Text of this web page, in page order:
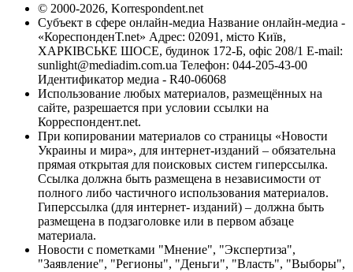
© 2000-2026, Korrespondent.net
Субъект в сфере онлайн-медиа Название онлайн-медиа -
«КореспонденТ.net» Адрес: 02091, місто Київ,
ХАРКІВСЬКЕ ШОСЕ, будинок 172-Б, офіс 208/1 E-mail:
sunlight@mediadim.com.ua Телефон: 044-205-43-00
Идентификатор медиа - R40-06068
Использование любых материалов, размещённых на
сайте, разрешается при условии ссылки на
Корреспондент.net.
При копировании материалов со страницы «Новости
Украины и мира», для интернет-изданий – обязательна
прямая открытая для поисковых систем гиперссылка.
Ссылка должна быть размещена в независимости от
полного либо частичного использования материалов.
Гиперссылка (для интернет- изданий) – должна быть
размещена в подзаголовке или в первом абзаце
материала.
Новости с пометками "Мнение", "Экспертиза",
"Заявление", "Регионы", "Деньги", "Власть", "Выборы",